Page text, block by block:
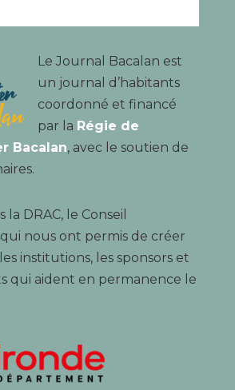
Le Journal Bacalan est
un journal d’habitants
coordonné et financé
par la Régie de
Bacalan, avec le soutien de
DRAC, le Conseil
nous ont permis de créer
institutions, les sponsors et
qui aident en permanence le